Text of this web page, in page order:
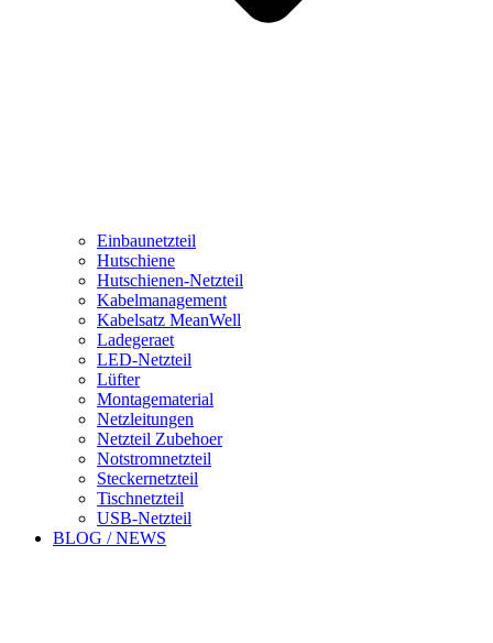
Einbaunetzteil
Hutschiene
Hutschienen-Netzteil
Kabelmanagement
Kabelsatz MeanWell
Ladegeraet
LED-Netzteil
Lüfter
Montagematerial
Netzleitungen
Netzteil Zubehoer
Notstromnetzteil
Steckernetzteil
Tischnetzteil
USB-Netzteil
BLOG / NEWS